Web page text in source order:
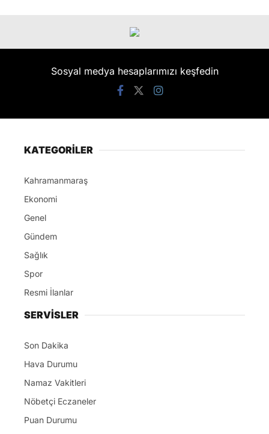
Sosyal medya hesaplarımızı keşfedin
KATEGORİLER
Kahramanmaraş
Ekonomi
Genel
Gündem
Sağlık
Spor
Resmi İlanlar
SERVİSLER
Son Dakika
Hava Durumu
Namaz Vakitleri
Nöbetçi Eczaneler
Puan Durumu